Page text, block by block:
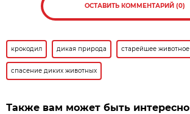
ОСТАВИТЬ КОММЕНТАРИЙ (0)
крокодил дикая природа старейшее животное
спасение диких животных
Также вам может быть интересно